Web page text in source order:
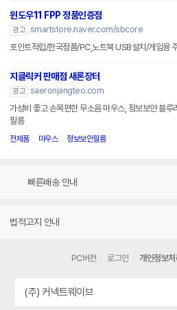
윈도우11 FPP 정품인증점
광고 smartstore.naver.com/sbcore
포인트적립/한국정품/PC,노트북 USB설치/게임용
지클릭커 판매점 새론장터
광고 saeronjangteo.com
가성비 좋고 손목편한 무소음 마우스, 정보보안 블루
필름
전제품 마우스 정보보안필름
빠른배송 안내
법적고지 안내
PC버전 로그인 개인정보
(주) 커넥트웨이브